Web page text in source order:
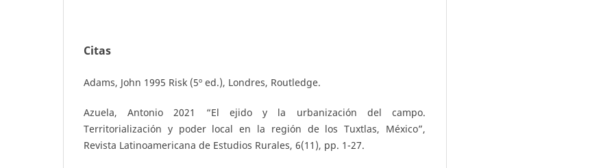
Citas
Adams, John 1995 Risk (5º ed.), Londres, Routledge.
Azuela, Antonio 2021 “El ejido y la urbanización del campo.
Territorialización y poder local en la región de los Tuxtlas, México”,
Revista Latinoamericana de Estudios Rurales, 6(11), pp. 1-27.